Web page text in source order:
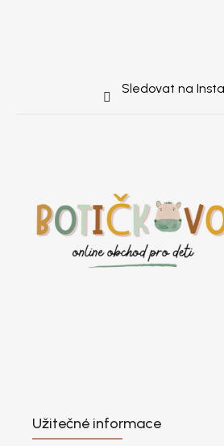
Sledovat na
Užitečné informace